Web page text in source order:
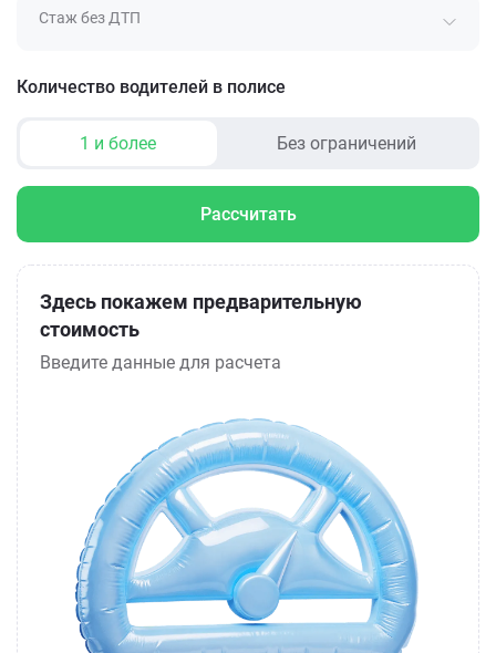
Стаж без ДТП
Количество водителей в полисе
1 и более Без ограничений
Рассчитать
Здесь покажем предварительную
стоимость
Введите данные для расчета